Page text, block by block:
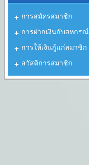
การสมัครสมาชิก
การฝากเงินกับสหกรณ์
การให้เงินกู้แก่สมาชิก
สวัสดิการสมาชิก